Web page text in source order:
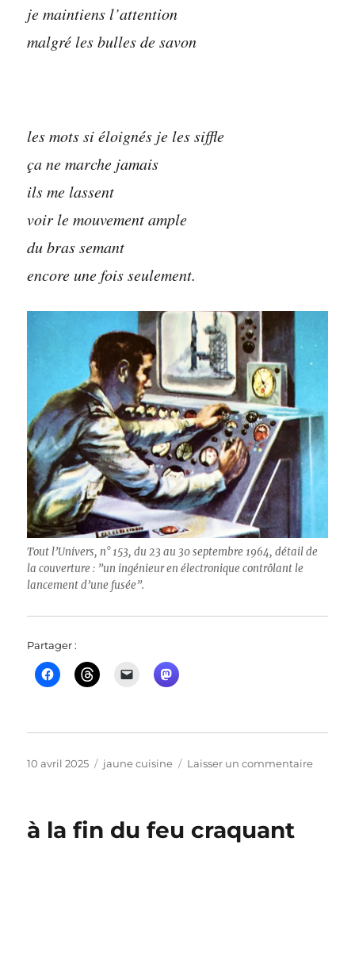
je maintiens l’attention
malgré les bulles de savon
les mots si éloignés je les siffle
ça ne marche jamais
ils me lassent
voir le mouvement ample
du bras semant
encore une fois seulement.
Tout l’Univers, n° 153, du 23 au 30 septembre 1964, détail de
la couverture : ”un ingénieur en électronique contrôlant le
lancement d’une fusée”.
Partager :
Publié
10 avril 2025 Catégories
jaune cuisine Laisser un commentairesur
à la fin du feu craquant